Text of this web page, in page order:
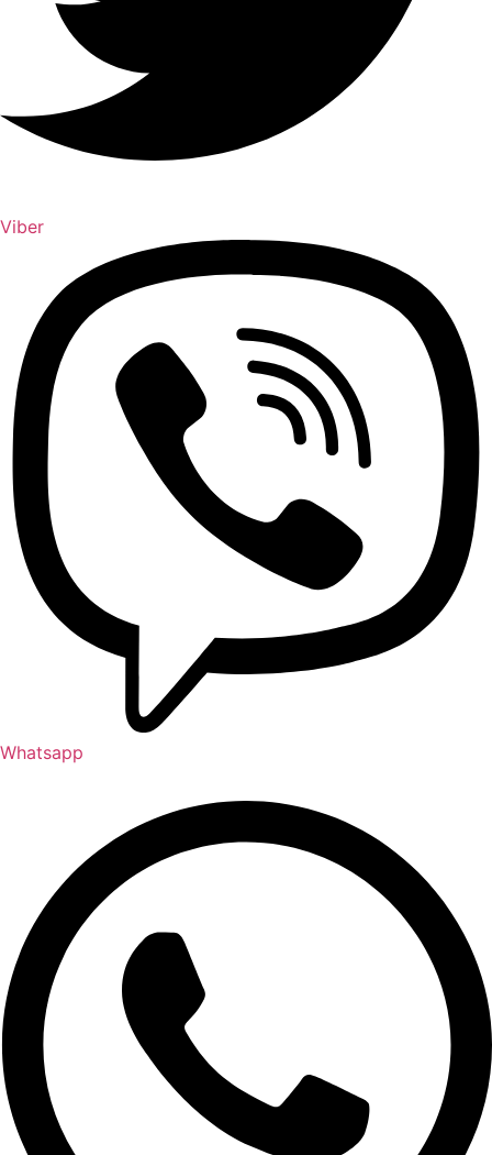
Viber
Whatsapp